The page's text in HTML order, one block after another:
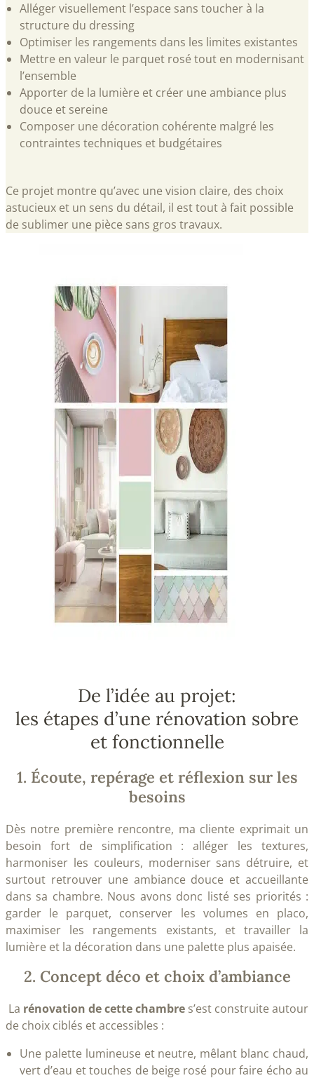
Alléger visuellement l’espace sans toucher à la
structure du dressing
Optimiser les rangements dans les limites existantes
Mettre en valeur le parquet rosé tout en modernisant
l’ensemble
Apporter de la lumière et créer une ambiance plus
douce et sereine
Composer une décoration cohérente malgré les
contraintes techniques et budgétaires
Ce projet montre qu’avec une vision claire, des choix
astucieux et un sens du détail, il est tout à fait possible
de sublimer une pièce sans gros travaux.
De l’idée au projet:
les étapes d’une rénovation sobre
et fonctionnelle
1. Écoute, repérage et réflexion sur les
besoins
Dès notre première rencontre, ma cliente exprimait un
besoin fort de simplification : alléger les textures,
harmoniser les couleurs, moderniser sans détruire, et
surtout retrouver une ambiance douce et accueillante
dans sa chambre. Nous avons donc listé ses priorités :
garder le parquet, conserver les volumes en placo,
maximiser les rangements existants, et travailler la
lumière et la décoration dans une palette plus apaisée.
2. Concept déco et choix d’ambiance
La rénovation de cette chambre s’est construite autour
de choix ciblés et accessibles :
Une palette lumineuse et neutre, mêlant blanc chaud,
vert d’eau et touches de beige rosé pour faire écho au